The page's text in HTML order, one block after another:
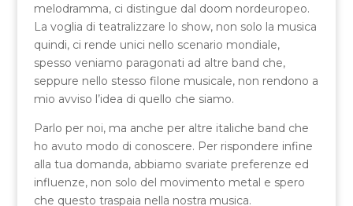
melodramma, ci distingue dal doom nordeuropeo.
La voglia di teatralizzare lo show, non solo la musica
quindi, ci rende unici nello scenario mondiale,
spesso veniamo paragonati ad altre band che,
seppure nello stesso filone musicale, non rendono a
mio avviso l’idea di quello che siamo.
Parlo per noi, ma anche per altre italiche band che
ho avuto modo di conoscere. Per rispondere infine
alla tua domanda, abbiamo svariate preferenze ed
influenze, non solo del movimento metal e spero
che questo traspaia nella nostra musica.